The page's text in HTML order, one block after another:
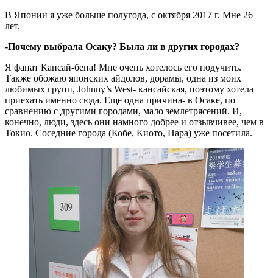
В Японии я уже больше полугода, с октября 2017 г. Мне 26
лет.
-Почему выбрала Осаку? Была ли в других городах?
Я фанат Кансай-бена! Мне очень хотелось его подучить.
Также обожаю японских айдолов, дорамы, одна из моих
любимых групп, Johnny’s West- кансайская, поэтому хотела
приехать именно сюда. Еще одна причина- в Осаке, по
сравнению с другими городами, мало землетрясений. И,
конечно, люди, здесь они намного добрее и отзывчивее, чем в
Токио. Соседние города (Кобе, Киото, Нара) уже посетила.